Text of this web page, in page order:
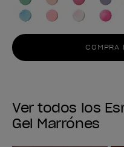
COMPRA
Ver todos los
Gel Marrónes